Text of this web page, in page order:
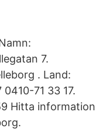
7.
. Land:
71 33 17.
Hitta information